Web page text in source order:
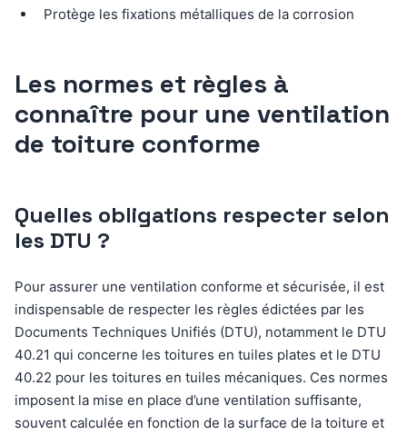
Protège les fixations métalliques de la corrosion
Les normes et règles à
connaître pour une ventilation
de toiture conforme
Quelles obligations respecter selon
les DTU ?
Pour assurer une ventilation conforme et sécurisée, il est
indispensable de respecter les règles édictées par les
Documents Techniques Unifiés (DTU), notamment le DTU
40.21 qui concerne les toitures en tuiles plates et le DTU
40.22 pour les toitures en tuiles mécaniques. Ces normes
imposent la mise en place d’une ventilation suffisante,
souvent calculée en fonction de la surface de la toiture et